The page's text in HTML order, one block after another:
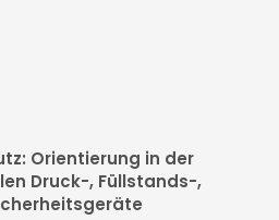
Orientierung in der
Druck-, Füllstands-,